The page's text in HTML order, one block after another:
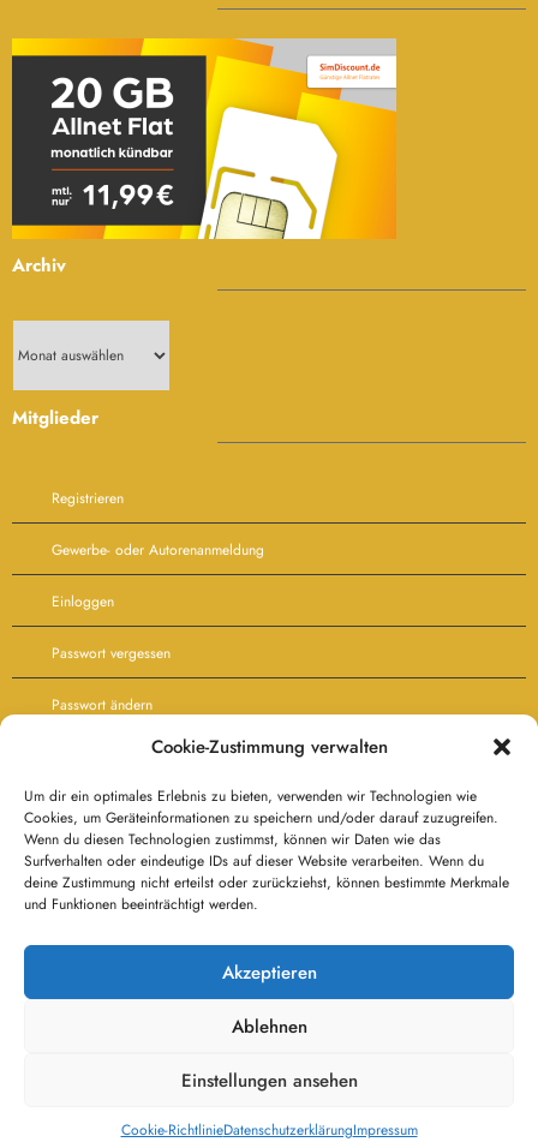
Cookie-Zustimmung verwalten
Um dir ein optimales Erlebnis zu bieten, verwenden wir Technologien wie
Cookies, um Geräteinformationen zu speichern und/oder darauf zuzugreifen.
Wenn du diesen Technologien zustimmst, können wir Daten wie das
Surfverhalten oder eindeutige IDs auf dieser Website verarbeiten. Wenn du
deine Zustimmung nicht erteilst oder zurückziehst, können bestimmte Merkmale
und Funktionen beeinträchtigt werden.
Akzeptieren
Ablehnen
Einstellungen ansehen
Cookie-RichtlinieDatenschutzerklärungImpressum
Archiv
Mitglieder
Registrieren
Gewerbe- oder Autorenanmeldung
Einloggen
Passwort vergessen
Passwort ändern
Besucher:
Besucher heute:
180
Besucher gestern:
212
119.681
Haftungsausschluß